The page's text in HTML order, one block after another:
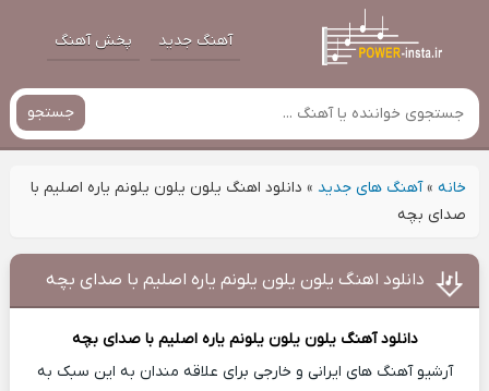
آهنگ جدید پخش آهنگ
جستجو
خانه»آهنگ های جدید » دانلود اهنگ یلون یلون یلونم یاره اصلیم با
صدای بچه
دانلود اهنگ یلون یلون یلونم یاره اصلیم با صدای بچه
دانلود آهنگ یلون یلون یلونم یاره اصلیم با صدای بچه
آرشیو آهنگ های ایرانی و خارجی برای علاقه مندان به این سبک به